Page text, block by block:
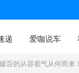
递 爱咖说车
百的从容底气从何而来